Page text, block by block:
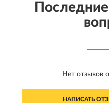
Нет отзывов
НАПИСАТЬ